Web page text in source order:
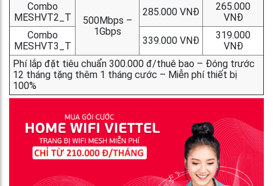
Combo
MESHVT2_T
500Mbps –
1Gbps
285.000 VNĐ
265.000
VNĐ
Combo
MESHVT3_T
339.000 VNĐ
319.000
VNĐ
Phí lắp đặt tiêu chuẩn 300.000 đ/thuê bao – Đóng trước
12 tháng tặng thêm 1 tháng cước – Miễn phí thiết bị
100%